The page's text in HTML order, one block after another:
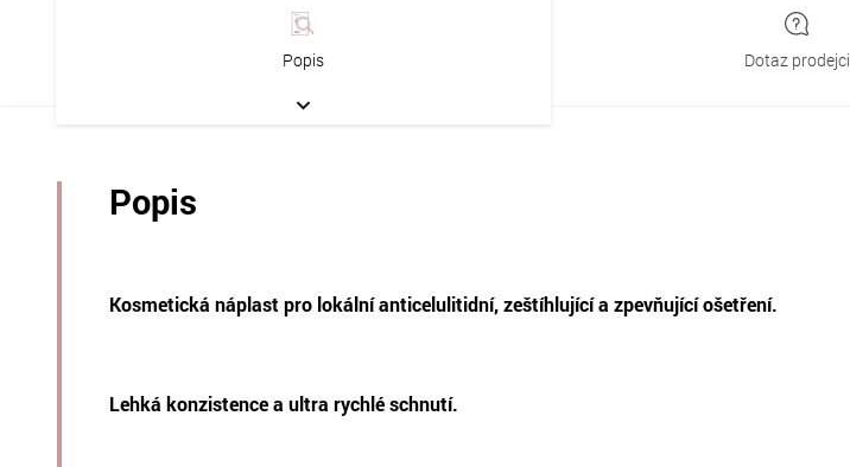
Popis Dotaz prodejci
Popis
Kosmetická náplast pro lokální anticelulitidní, zeštíhlující a zpevňující ošetření.
Lehká konzistence a ultra rychlé schnutí.